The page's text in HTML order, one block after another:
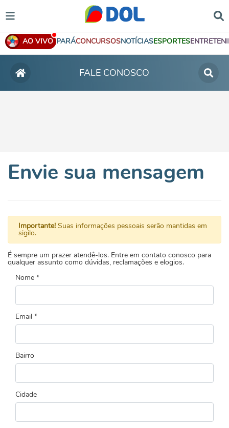
AO VIVO PARÁCONCURSOSNOTÍCIASESPORTES
FALE CONOSCO
Envie sua mensagem
Importante! Suas informações pessoais serão mantidas em
sigilo.
É sempre um prazer atendê-los. Entre em contato conosco para
qualquer assunto como dúvidas, reclamações e elogios.
Nome *
Email *
Bairro
Cidade